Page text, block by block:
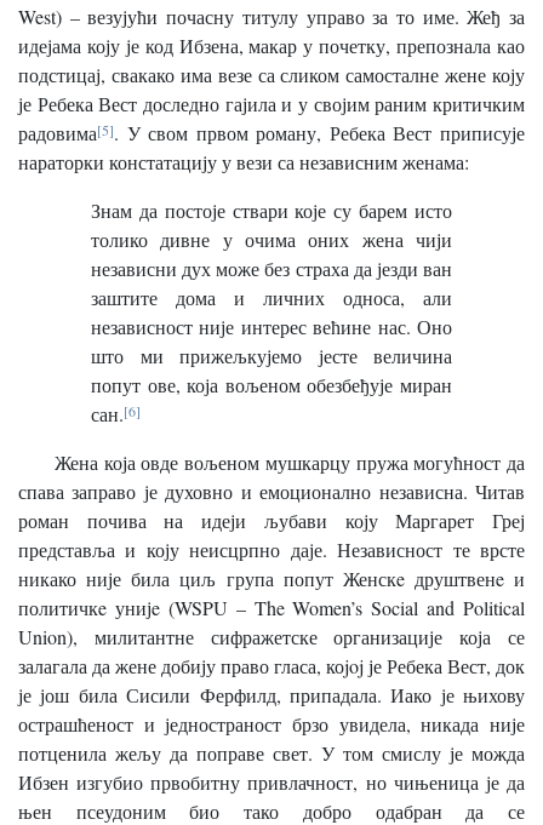
West) – везујући почасну титулу управо за то име. Жеђ за
идејама коју је код Ибзена, макар у почетку, препознала као
подстицај, свакако има везе са сликом самосталне жене коју
је Ребека Вест доследно гајила и у својим раним критичким
радовима[5]. У свом првом роману, Ребека Вест приписује
нараторки констатацију у вези са независним женама:
Знам да постоје ствари које су барем исто
толико дивне у очима оних жена чији
независни дух може без страха да језди ван
заштите дома и личних односа, али
независност није интерес већине нас. Оно
што ми прижељкујемо јесте величина
попут ове, која вољеном обезбеђује миран
сан.[6]
Жена која овде вољеном мушкарцу пружа могућност да
спава заправо је духовно и емоционално независна. Читав
роман почива на идеји љубави коју Маргарет Греј
представља и коју неисцрпно даје. Независност те врсте
никако није била циљ група попут Женскe друштвенe и
политичкe унијe (WSPU – The Women’s Social and Political
Union), милитантне сифражетске организације која се
залагала да жене добију право гласа, коjoj је Ребека Вест, док
је још била Сисили Ферфилд, припадала. Иако је њихову
острашћеност и једностраност брзо увидела, никада није
потценила жељу да поправе свет. У том смислу је можда
Ибзен изгубио првобитну привлачност, но чињеница је да
њен псеудоним био тако добро одабран да се